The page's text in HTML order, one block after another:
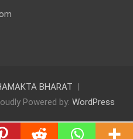
BHARAT
Powered by: WordPress